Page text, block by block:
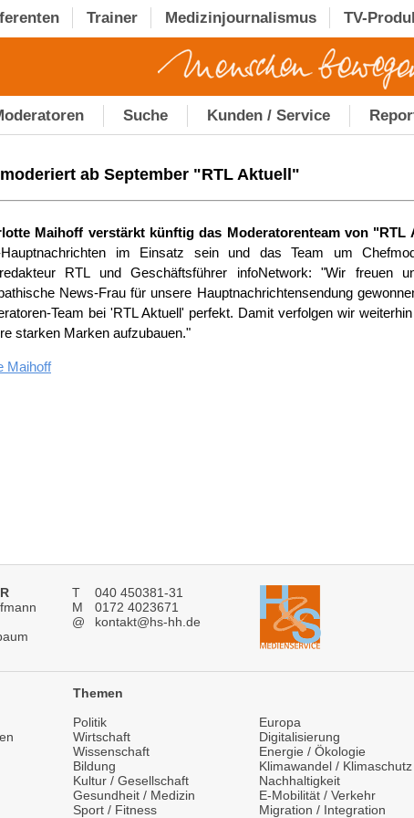
Trainer Medizinjournalismus TV-
Suche Kunden / Service
ab September "RTL Aktuell"
Maihoff verstärkt künftig das Moderatorenteam von "RTL
Hauptnachrichten im Einsatz sein und das Team um
RTL und Geschäftsführer infoNetwork: "Wir freuen
News-Frau für unsere Hauptnachrichtensendung
Team bei 'RTL Aktuell' perfekt. Damit verfolgen wir
starken Marken aufzubauen."
Maihoff
T
040 450381-31
M
0172 4023671
@
kontakt@hs-hh.de
Themen
Politik
Wirtschaft
Wissenschaft
Bildung
Kultur / Gesellschaft
Gesundheit / Medizin
Sport / Fitness
Europa
Digitalisierung
Energie / Ökologie
Klimawandel / Klimaschutz
Nachhaltigkeit
E-Mobilität / Verkehr
Migration / Integration